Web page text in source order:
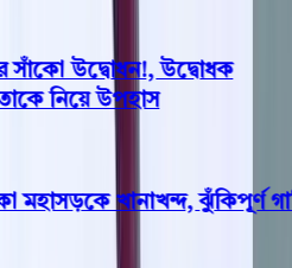
উদ্বোধন!, উদ্বোধক
নিয়ে উপহাস
খানাখন্দ, ঝুঁকিপূর্ণ গাড়ি